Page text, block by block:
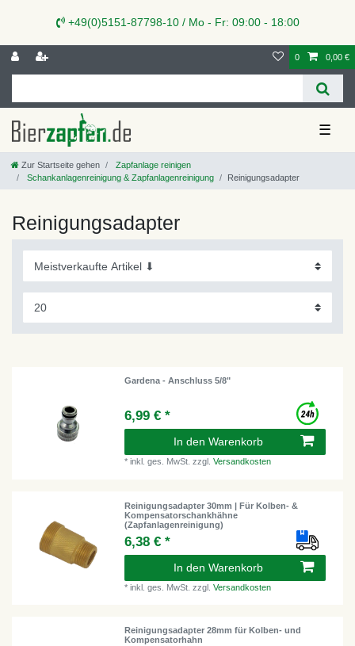
+49(0)5151-87798-10 / Mo - Fr: 09:00 - 18:00
0 0,00 €
☰
Zur Startseite gehen
Zapfanlage reinigen
Schankanlagenreinigung & Zapfanlagenreinigung
Reinigungsadapter
Reinigungsadapter
Gardena - Anschluss 5/8"
6,99 € *
In den Warenkorb
*inkl. ges. MwSt. zzgl.Versandkosten
Reinigungsadapter 30mm | Für Kolben- &
Kompensatorschankhähne
(Zapfanlagenreinigung)
6,38 € *
In den Warenkorb
*inkl. ges. MwSt. zzgl.Versandkosten
Reinigungsadapter 28mm für Kolben- und
Kompensatorhahn